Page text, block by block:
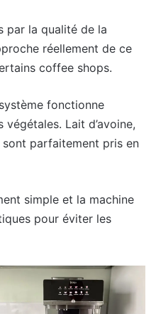
par la qualité de la
réellement de ce
coffee shops.
fonctionne
Lait d’avoine,
sont parfaitement pris en
simple et la machine
pour éviter les